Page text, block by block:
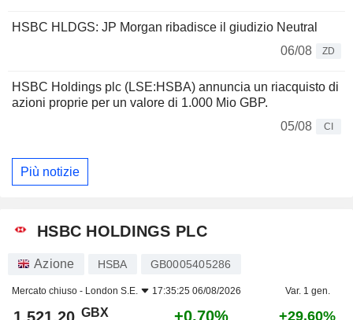
HSBC HLDGS: JP Morgan ribadisce il giudizio Neutral
06/08
ZD
HSBC Holdings plc (LSE:HSBA) annuncia un riacquisto di
azioni proprie per un valore di 1.000 Mio GBP.
05/08
CI
Più notizie
HSBC HOLDINGS PLC
Azione HSBA GB0005405286
Mercato chiuso - London S.E. 17:35:25 06/08/2026 Var. 1 gen.
GBX +0,70% +29,60%